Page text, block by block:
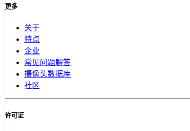
更多
关于
特点
企业
常见问题解答
摄像头数据库
社区
许可证